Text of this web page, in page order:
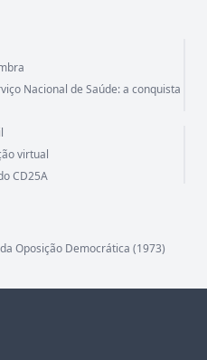
Nacional de Saúde: a conquista
virtual
CD25A
Oposição Democrática (1973)